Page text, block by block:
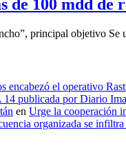
de 100 mdd de
principal objetivo Se
encabezó el operativo
publicada por Diario
en Urge la cooperación
organizada se